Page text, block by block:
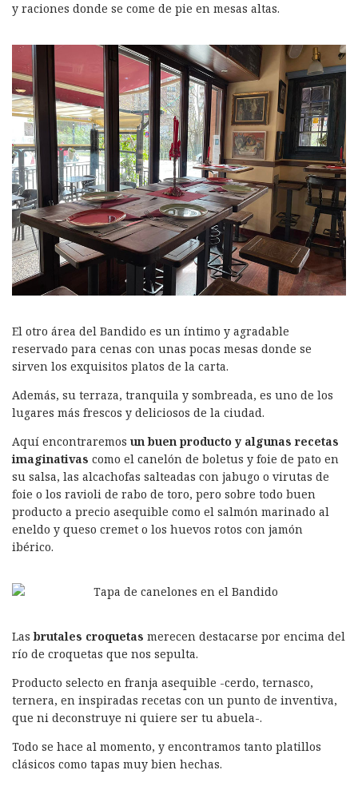
y raciones donde se come de pie en mesas altas.
El otro área del Bandido es un íntimo y agradable
reservado para cenas con unas pocas mesas donde se
sirven los exquisitos platos de la carta.
Además, su terraza, tranquila y sombreada, es uno de los
lugares más frescos y deliciosos de la ciudad.
Aquí encontraremos un buen producto y algunas recetas
imaginativas como el canelón de boletus y foie de pato en
su salsa, las alcachofas salteadas con jabugo o virutas de
foie o los ravioli de rabo de toro, pero sobre todo buen
producto a precio asequible como el salmón marinado al
eneldo y queso cremet o los huevos rotos con jamón
ibérico.
Lasbrutales croquetas merecen destacarse por encima del
río de croquetas que nos sepulta.
Producto selecto en franja asequible -cerdo, ternasco,
ternera, en inspiradas recetas con un punto de inventiva,
que ni deconstruye ni quiere ser tu abuela-.
Todo se hace al momento, y encontramos tanto platillos
clásicos como tapas muy bien hechas.